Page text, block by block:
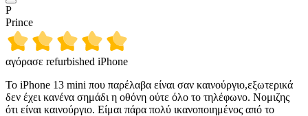
P
Prince
αγόρασε refurbished iPhone
Το iPhone 13 mini που παρέλαβα είναι σαν καινούργιο,εξωτερικά
δεν έχει κανένα σημάδι η οθόνη ούτε όλο το τηλέφωνο. Νομιζης
ότι είναι καινούργιο. Είμαι πάρα πολύ ικανοποιημένος από το